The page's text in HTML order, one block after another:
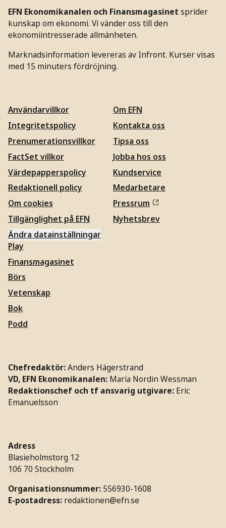
EFN Ekonomikanalen och Finansmagasinet sprider
kunskap om ekonomi. Vi vänder oss till den
ekonomiintresserade allmänheten.
Marknadsinformation levereras av Infront. Kurser visas
med 15 minuters fördröjning.
Användarvillkor
Integritetspolicy
Prenumerationsvillkor
FactSet villkor
Värdepapperspolicy
Redaktionell policy
Om cookies
Tillgänglighet på EFN
Ändra datainställningar
Om EFN
Kontakta oss
Tipsa oss
Jobba hos oss
Kundservice
Medarbetare
Pressrum
Nyhetsbrev
Play
Finansmagasinet
Börs
Vetenskap
Bok
Podd
Chefredaktör:Anders Hägerstrand
VD, EFN Ekonomikanalen: Maria Nordin Wessman
Redaktionschef och tf ansvarig utgivare: Eric
Emanuelsson
Adress
Blasieholmstorg 12
106 70 Stockholm
Organisationsnummer: 556930-1608
E-postadress: redaktionen@efn.se